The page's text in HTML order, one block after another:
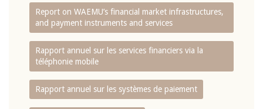
Report on WAEMU’s financial market infrastructures,
and payment instruments and services
Rapport annuel sur les services financiers via la
téléphonie mobile
Rapport annuel sur les systèmes de paiement